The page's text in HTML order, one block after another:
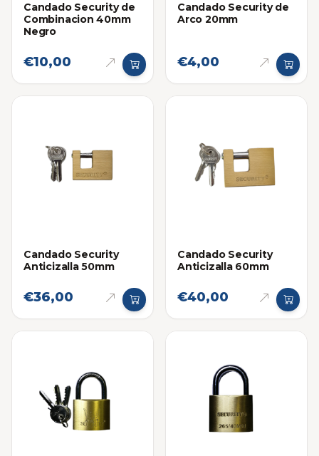
Candado Security de
Combinacion 40mm
Negro
€10,00
Candado Security de
Arco 20mm
€4,00
Candado Security
Anticizalla 50mm
€36,00
Candado Security
Anticizalla 60mm
€40,00